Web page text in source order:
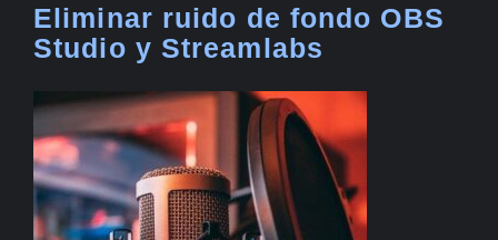
Eliminar ruido de fondo OBS
Studio y Streamlabs